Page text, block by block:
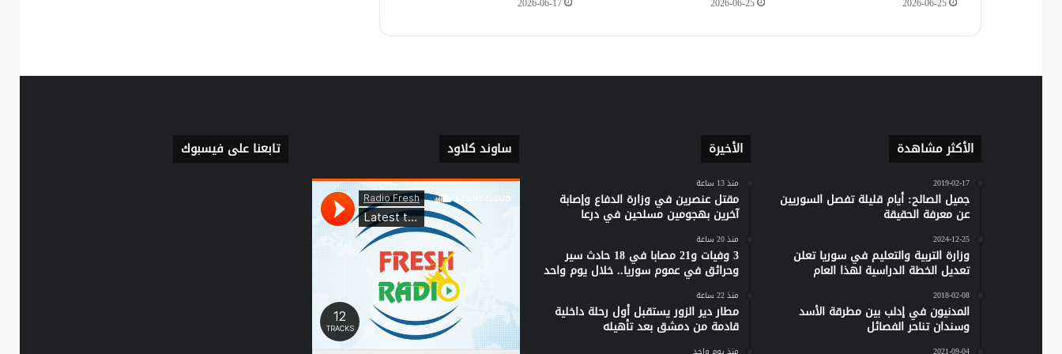
الأكثر مشاهدة
2019-02-17
جميل الصالح: أيام قليلة تفصل السوريين
عن معرفة الحقيقة
2024-12-25
وزارة التربية والتعليم في سوريا تعلن
تعديل الخطة الدراسية لهذا العام
2018-02-08
المدنيون في إدلب بين مطرقة الأسد
وسندان تناحر الفصائل
الأخيرة
منذ 13 ساعة
مقتل عنصرين في وزارة الدفاع وإصابة
آخرين بهجومين مسلحين في درعا
منذ 20 ساعة
3 وفيات و21 مصابا في 18 حادث سير
وحرائق في عموم سوريا.. خلال يوم واحد
منذ 22 ساعة
مطار دير الزور يستقبل أول رحلة داخلية
قادمة من دمشق بعد تأهيله
ساوند كلاود تابعنا على فيسبوك